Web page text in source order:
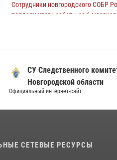
Телесюжет в программе
29 июля 2026, 12:54 1
Сотрудники новгородского СОБР
подвели итоги работы за 6
встретились с детьми из детского
04 августа 2026, 09:13 5
СУ Следственного
Новгородской области
Официальный интернет-сайт
СЕТЕВЫЕ РЕСУРСЫ